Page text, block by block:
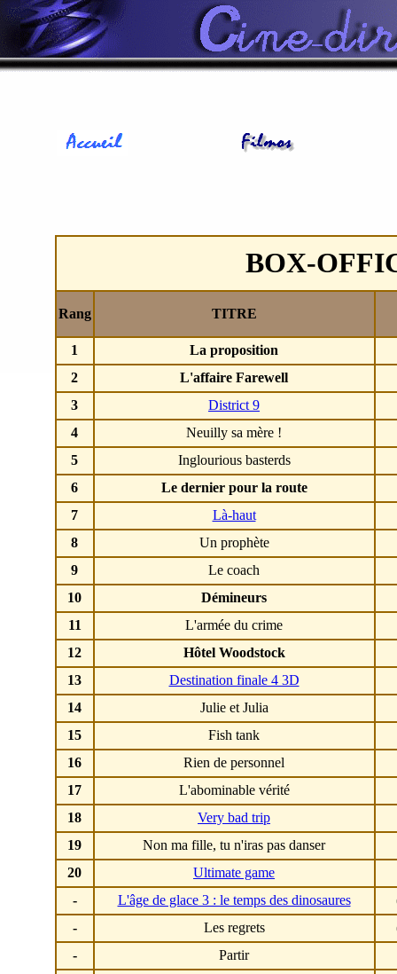
BOX-
Rang TITRE
1
La proposition
2
L'affaire Farewell
3
District 9
4
Neuilly sa mère !
5
Inglourious basterds
6
Le dernier pour la route
7
Là-haut
8
Un prophète
9
Le coach
10
Démineurs
11
L'armée du crime
12
Hôtel Woodstock
13
Destination finale 4 3D
14
Julie et Julia
15
Fish tank
16
Rien de personnel
17
L'abominable vérité
18
Very bad trip
19
Non ma fille, tu n'iras pas danser
20
Ultimate game
-
L'âge de glace 3 : le temps des dinosaures
-
Les regrets
-
Partir